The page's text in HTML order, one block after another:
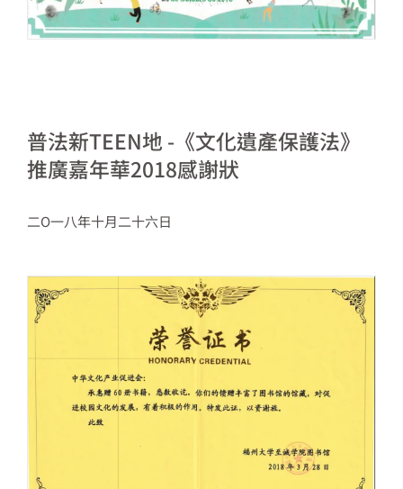
普法新TEEN地 -《文化遺產保護法》
推廣嘉年華2018感謝狀
二O一八年十月二十六日